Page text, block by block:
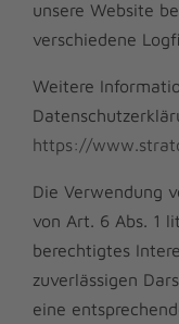
unsere Website
verschiedene
Weitere
https://
Die Verwendung
von Art. 6 Abs. 1
berechtigtes
zuverlässigen
eine